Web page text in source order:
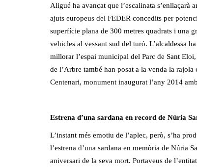
Aligué ha avançat que l’escalinata s’enllaçarà
ajuts europeus del FEDER concedits per
superfície plana de 300 metres quadrats i una
vehicles al vessant sud del turó. L’alcaldessa
millorar l’espai municipal del Parc de Sant
de l’Arbre també han posat a la venda la
Centenari, monument inaugurat l’any 2014
Estrena d’una sardana en record de Núria
L’instant més emotiu de l’aplec, però, s’ha
l’estrena d’una sardana en memòria de Núria
aniversari de la seva mort. Portaveus de